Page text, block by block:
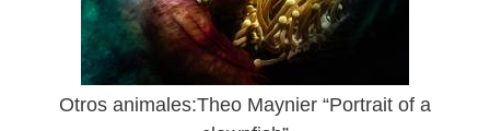
Otros animales:Theo Maynier “Portrait of a